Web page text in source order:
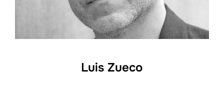
Luis Zueco